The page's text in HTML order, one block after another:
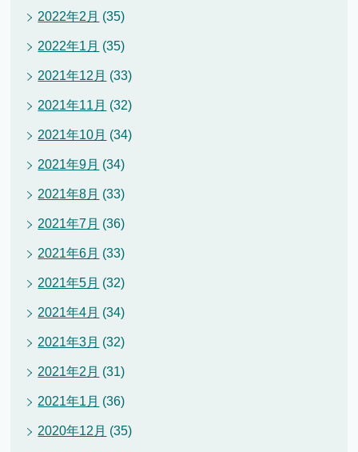
2022年2月 (35)
2022年1月 (35)
2021年12月 (33)
2021年11月 (32)
2021年10月 (34)
2021年9月 (34)
2021年8月 (33)
2021年7月 (36)
2021年6月 (33)
2021年5月 (32)
2021年4月 (34)
2021年3月 (32)
2021年2月 (31)
2021年1月 (36)
2020年12月 (35)